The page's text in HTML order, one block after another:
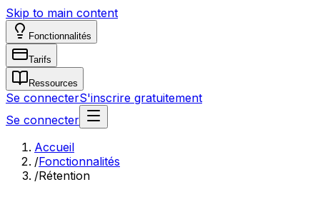
Skip to main content
Fonctionnalités
Tarifs
Ressources
Se connecterS'inscrire gratuitement
Se connecter
Accueil
/Fonctionnalités
/Rétention